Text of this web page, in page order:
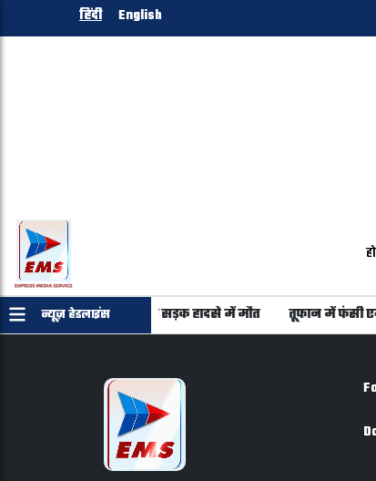
हिंदी English
न्यूज़ हेडलाइंस
गुजरात लौट रहे 6 युवकों की सड़क हादसे में मौत तूफान में फंसी